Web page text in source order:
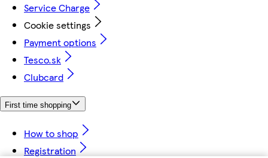
Service Charge
Cookie settings
Payment options
Tesco.sk
Clubcard
First time shopping
How to shop
Registration